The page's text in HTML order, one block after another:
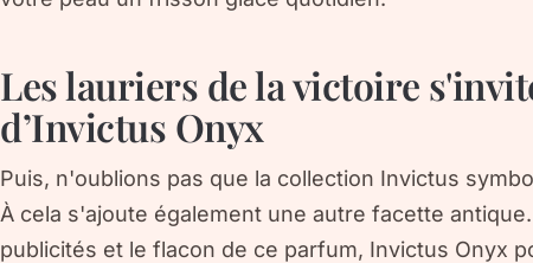
Les lauriers de la victoire
d’Invictus Onyx
Puis, n'oublions pas que la collection Invictus
À cela s'ajoute également une autre facette
publicités et le flacon de ce parfum, Invictus Onyx